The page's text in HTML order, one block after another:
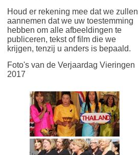
Houd er rekening mee dat we zullen
aannemen dat we uw toestemming
hebben om alle afbeeldingen te
publiceren, tekst of film die we
krijgen, tenzij u anders is bepaald.
Foto's van de Verjaardag Vieringen
2017